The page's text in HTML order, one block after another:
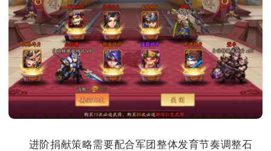
进阶捐献策略需要配合军团整体发育节奏调整石